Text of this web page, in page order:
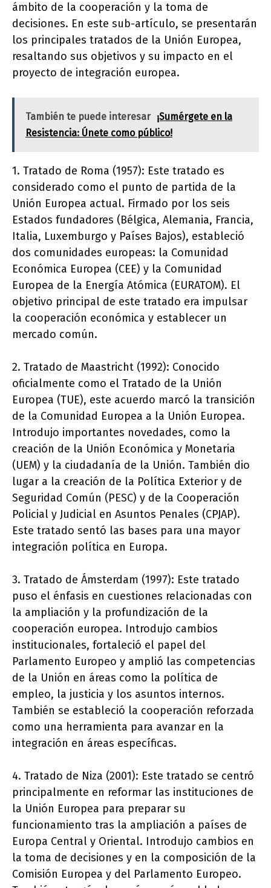
ámbito de la cooperación y la toma de
decisiones. En este sub-artículo, se presentarán
los principales tratados de la Unión Europea,
resaltando sus objetivos y su impacto en el
proyecto de integración europea.
También te puede interesar ¡Sumérgete en la
Resistencia: Únete como público!
1. Tratado de Roma (1957): Este tratado es
considerado como el punto de partida de la
Unión Europea actual. Firmado por los seis
Estados fundadores (Bélgica, Alemania, Francia,
Italia, Luxemburgo y Países Bajos), estableció
dos comunidades europeas: la Comunidad
Económica Europea (CEE) y la Comunidad
Europea de la Energía Atómica (EURATOM). El
objetivo principal de este tratado era impulsar
la cooperación económica y establecer un
mercado común.
2. Tratado de Maastricht (1992): Conocido
oficialmente como el Tratado de la Unión
Europea (TUE), este acuerdo marcó la transición
de la Comunidad Europea a la Unión Europea.
Introdujo importantes novedades, como la
creación de la Unión Económica y Monetaria
(UEM) y la ciudadanía de la Unión. También dio
lugar a la creación de la Política Exterior y de
Seguridad Común (PESC) y de la Cooperación
Policial y Judicial en Asuntos Penales (CPJAP).
Este tratado sentó las bases para una mayor
integración política en Europa.
3. Tratado de Ámsterdam (1997): Este tratado
puso el énfasis en cuestiones relacionadas con
la ampliación y la profundización de la
cooperación europea. Introdujo cambios
institucionales, fortaleció el papel del
Parlamento Europeo y amplió las competencias
de la Unión en áreas como la política de
empleo, la justicia y los asuntos internos.
También se estableció la cooperación reforzada
como una herramienta para avanzar en la
integración en áreas específicas.
4. Tratado de Niza (2001): Este tratado se centró
principalmente en reformar las instituciones de
la Unión Europea para preparar su
funcionamiento tras la ampliación a países de
Europa Central y Oriental. Introdujo cambios en
la toma de decisiones y en la composición de la
Comisión Europea y del Parlamento Europeo.